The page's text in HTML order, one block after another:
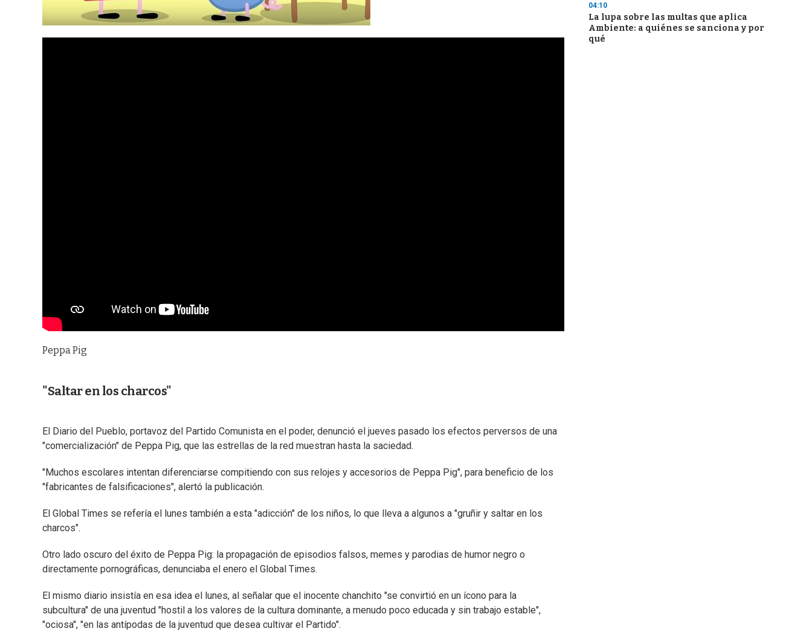
Peppa Pig
"Saltar en los charcos"
El Diario del Pueblo, portavoz del Partido Comunista en el poder, denunció el jueves pasado los efectos perversos de una
"comercialización" de Peppa Pig, que las estrellas de la red muestran hasta la saciedad.
"Muchos escolares intentan diferenciarse compitiendo con sus relojes y accesorios de Peppa Pig", para beneficio de los
"fabricantes de falsificaciones", alertó la publicación.
El Global Times se refería el lunes también a esta "adicción" de los niños, lo que lleva a algunos a "gruñir y saltar en los
charcos".
Otro lado oscuro del éxito de Peppa Pig: la propagación de episodios falsos, memes y parodias de humor negro o
directamente pornográficas, denunciaba el enero el Global Times.
El mismo diario insistía en esa idea el lunes, al señalar que el inocente chanchito "se convirtió en un ícono para la
subcultura" de una juventud "hostil a los valores de la cultura dominante, a menudo poco educada y sin trabajo estable",
"ociosa", "en las antípodas de la juventud que desea cultivar el Partido".
04:10
La lupa sobre las multas que aplica
Ambiente: a quiénes se sanciona y por
qué